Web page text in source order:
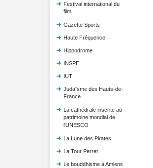
Festival international du
film
Gazette Sports
Haute Fréquence
Hippodrome
INSPE
IUT
Judaïsme des Hauts-de-
France
La cathédrale inscrite au
patrimoine mondial de
l'UNESCO
La Lune des Pirates
La Tour Perret
Le bouddhisme à Amiens